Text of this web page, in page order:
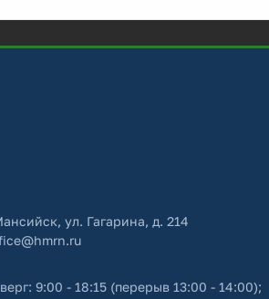
ул. Гагарина, д. 214
9:00 - 18:15 (перерыв 13:00 - 14:00);